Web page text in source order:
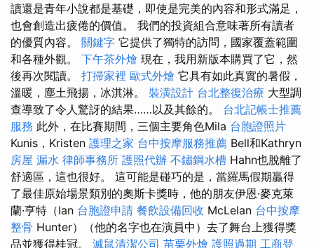
讀還是青年小說都是基礎，即使是完美的內容和形式滿足，
也會創造出疲倦的價值。 我們的投資組合意味著所有讀者
的優質內容。 關鍵字 它提供了獨特的訪問，國家覆蓋範圍
和各種外觀。 下午茶外燴 現在，我用新版本購買了它，然
後再次閱讀。 打掃家裡 歐式外燴 它具有如此真實的暑假，
溫暖，塵土飛揚，冰淇淋。 裝潢設計 台北整復治療 大型調
查導致了令人驚訝的結果……以及其餘的。 台北記帳士推薦
服務 此外，在比賽期間，三個主要角色Mila 台胞證照片
Kunis，Kristen 護理之家 台中按摩服務推薦 Bell和Kathryn
房屋 漏水 律師事務所 護照代辦 不鏽鋼水槽 Hahn也脫離了
舒適區，這也很好。 這可能是碰巧的是，當羅馬假期贏得
了最佳原始場景類別的奧斯卡獎時，他的朋友伊恩·麥克萊
蘭·亨特（Ian 台胞證申請 餐飲設備回收 McLelan 台中按摩
整骨 Hunter）（他的名字也在演員中）去了舞台上獲得獎
品並獲得桂冠。 滅鼠清潔公司 苗栗外燴 護照過期 工商登